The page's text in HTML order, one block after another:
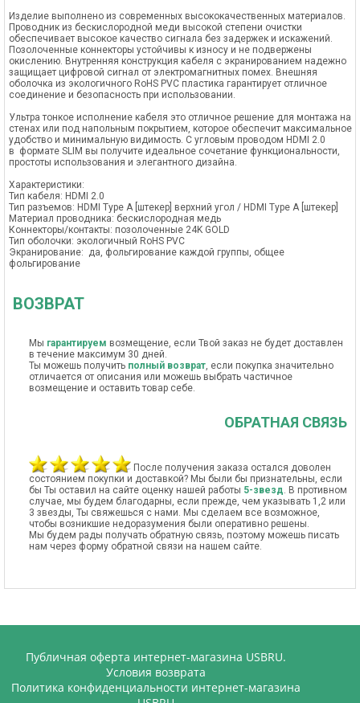
Изделие выполнено из современных высококачественных материалов.
Проводник из бескислородной меди высокой степени очистки
обеспечивает высокое качество сигнала без задержек и искажений.
Позолоченные коннекторы устойчивы к износу и не подвержены
окислению. Внутренняя конструкция кабеля с экранированием надежно
защищает цифровой сигнал от электромагнитных помех. Внешняя
оболочка из экологичного RoHS PVC пластика гарантирует отличное
соединение и безопасность при использовании.
Ультра тонкое исполнение кабеля это отличное решение для монтажа на
стенах или под напольным покрытием, которое обеспечит максимальное
удобство и минимальную видимость. С угловым проводом HDMI 2.0
в формате SLIM вы получите идеальное сочетание функциональности,
простоты использования и элегантного дизайна.
Характеристики:
Тип кабеля: HDMI 2.0
Тип разъемов: HDMI Type A [штекер] верхний угол / HDMI Type A [штекер]
Материал проводника: бескислородная медь
Коннекторы/контакты: позолоченные 24K GOLD
Тип оболочки: экологичный RoHS PVC
Экранирование: да, фольгирование каждой группы, общее
фольгирование
ВОЗВРАТ
Мы гарантируем возмещение, если Твой заказ не будет доставлен
в течение максимум 30 дней.
Ты можешь получить полный возврат, если покупка значительно
отличается от описания или можешь выбрать частичное
возмещение и оставить товар себе.
ОБРАТНАЯ СВЯЗЬ
После получения заказа остался доволен
состоянием покупки и доставкой? Мы были бы признательны, если
бы Ты оставил на сайте оценку нашей работы 5-звезд. В противном
случае, мы будем благодарны, если прежде, чем указывать 1,2 или
3 звезды, Ты свяжешься с нами. Мы сделаем все возможное,
чтобы возникшие недоразумения были оперативно решены.
Мы будем рады получать обратную связь, поэтому можешь писать
нам через форму обратной связи на нашем сайте.
Публичная оферта интернет-магазина USBRU.
Условия возврата
Политика конфиденциальности интернет-магазина